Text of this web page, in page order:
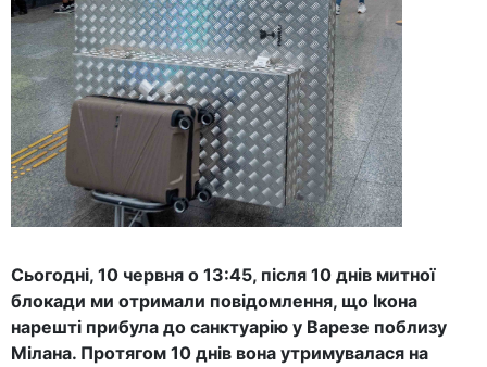
Сьогодні, 10 червня о 13:45, після 10 днів митної
блокади ми отримали повідомлення, що Ікона
нарешті прибула до санктуарію у Варезе поблизу
Мілана. Протягом 10 днів вона утримувалася на